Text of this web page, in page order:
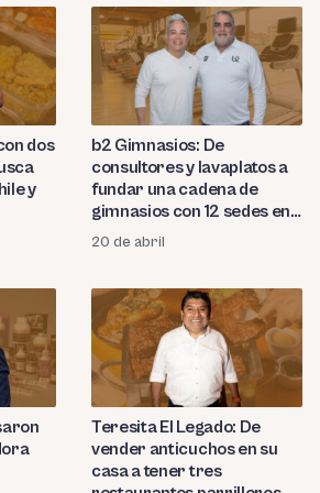
dos
y
b2 Gimnasios: De
consultores y lavaplatos a
fundar una cadena de
gimnasios con 12 sedes en
Lima
20 de abril
Teresita El Legado: De
vender anticuchos en su
casa a tener tres